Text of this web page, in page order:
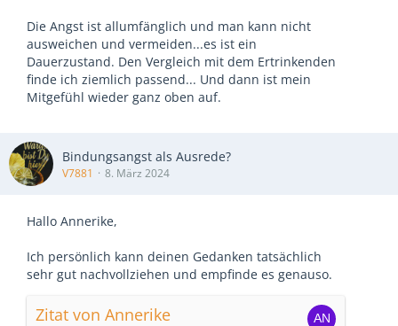
Die Angst ist allumfänglich und man kann nicht
ausweichen und vermeiden...es ist ein
Dauerzustand. Den Vergleich mit dem Ertrinkenden
finde ich ziemlich passend... Und dann ist mein
Mitgefühl wieder ganz oben auf.
Bindungsangst als Ausrede?
V7881 8. März 2024
Hallo Annerike,
Ich persönlich kann deinen Gedanken tatsächlich
sehr gut nachvollziehen und empfinde es genauso.
Zitat von Annerike